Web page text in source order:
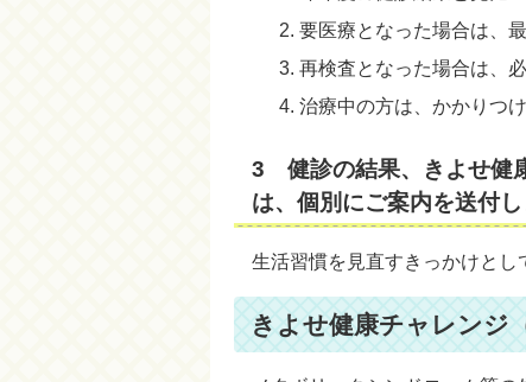
要医療となった場合は、
再検査となった場合は、
治療中の方は、かかりつ
3 健診の結果、きよせ健
は、個別にご案内を送付し
生活習慣を見直すきっかけとし
きよせ健康チャレンジ